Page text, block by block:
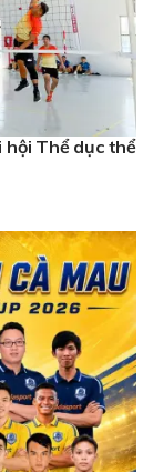
Thể dục thể